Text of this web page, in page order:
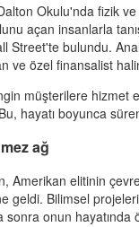
Okulu'nda fizik
açan insanlarla
Street'te bulundu.
ve özel finansalist
müşterilere hizmet
hayatı boyunca
ağ
Amerikan elitinin
geldi. Bilimsel
onun hayatında